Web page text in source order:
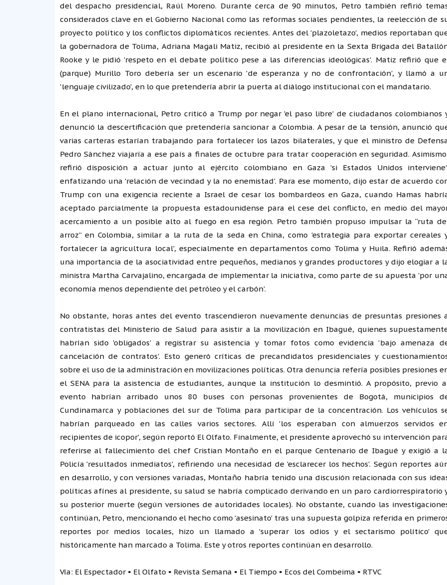
del despacho presidencial, Raúl Moreno. Durante cerca de 90 minutos, Petro también refirió
considerados clave en el Gobierno Nacional como las reformas sociales pendientes, la reelección de
proyecto político y los conflictos diplomáticos recientes. Antes del 'plazoletazo', medios reportaban
la gobernadora de Tolima, Adriana Magali Matiz, recibió al presidente en la Sexta Brigada del
Rooke y le pidió 'respeto en el debate político pese a las diferencias ideológicas'. Matiz refirió que
(parque) Murillo Toro debería ser un escenario 'de esperanza y no de confrontación', y llamó a
'lenguaje civilizado', en lo que pretendería abrir la puerta al diálogo institucional con el mandatario.
En el plano internacional, Petro criticó a Trump por negar 'el paso libre' de ciudadanos colombianos
denunció la descertificación que pretendería sancionar a Colombia. A pesar de la tensión, anunció
varias carteras estarían trabajando para fortalecer los lazos bilaterales, y que el ministro de
Pedro Sánchez viajaría a ese país a finales de octubre para tratar cooperación en seguridad.
refirió disposición a actuar junto al ejército colombiano en Gaza 'si Estados Unidos
enfatizando una 'relación de vecindad y la no enemistad'. Para ese momento, dijo estar de acuerdo
Trump con una exigencia reciente a Israel de cesar los bombardeos en Gaza, cuando Hamas
aceptado parcialmente la propuesta estadounidense para el cese del conflicto, en medio del
acercamiento a un posible alto al fuego en esa región. Petro también propuso impulsar la “ruta
arroz” en Colombia, similar a la ruta de la seda en China, como 'estrategia para exportar cereales
fortalecer la agricultura local', especialmente en departamentos como Tolima y Huila. Refirió
una importancia de la asociatividad entre pequeños, medianos y grandes productores y dijo elogiar a
ministra Martha Carvajalino, encargada de implementar la iniciativa, como parte de su apuesta 'por
economía menos dependiente del petróleo y el carbón'.
No obstante, horas antes del evento trascendieron nuevamente denuncias de presuntas presiones
contratistas del Ministerio de Salud para asistir a la movilización en Ibagué, quienes
habrían sido 'obligados' a registrar su asistencia y tomar fotos como evidencia 'bajo amenaza
cancelación de contratos'. Esto generó críticas de precandidatos presidenciales y
sobre el uso de la administración en movilizaciones políticas. Otra denuncia refería posibles presiones
el SENA para la asistencia de estudiantes, aunque la institución lo desmintió. A propósito, previo
evento habrían arribado unos 80 buses con personas provenientes de Bogotá, municipios
Cundinamarca y poblaciones del sur de Tolima para participar de la concentración. Los vehículos
habrían parqueado en las calles varios sectores. Allí 'los esperaban con almuerzos servidos
recipientes de icopor', según reportó El Olfato. Finalmente, el presidente aprovechó su intervención
referirse al fallecimiento del chef Cristian Montaño en el parque Centenario de Ibagué y exigió a
Policía 'resultados inmediatos', refiriendo una necesidad de 'esclarecer los hechos'. Según reportes
en desarrollo, y con versiones variadas, Montaño habría tenido una discusión relacionada con sus
políticas afínes al presidente, su salud se habría complicado derivando en un paro cardiorrespiratorio
su posterior muerte (según versiones de autoridades locales). No obstante, cuando las
continúan, Petro, mencionando el hecho como 'asesinato' tras una supuesta golpiza referida en
reportes por medios locales, hizo un llamado a 'superar los odios y el sectarismo político'
históricamente han marcado a Tolima. Este y otros reportes continúan en desarrollo.
Vía: El Espectador • El Olfato • Revista Semana • El Tiempo • Ecos del Combeima • RTVC